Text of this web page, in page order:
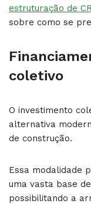
estruturação de
sobre como se
coletivo
O investimento
alternativa
de construção.
Essa modalidade
uma vasta base
possibilitando a